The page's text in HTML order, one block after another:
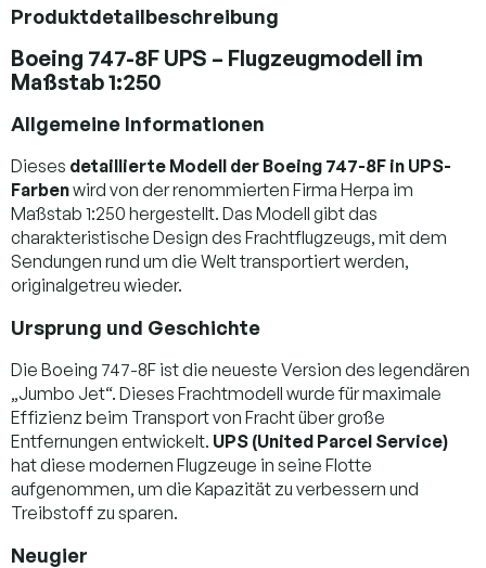
Produktdetailbeschreibung
Boeing 747-8F UPS – Flugzeugmodell im
Maßstab 1:250
Allgemeine Informationen
Dieses detaillierte Modell der Boeing 747-8F in UPS-
Farbenwird von der renommierten Firma Herpa im
Maßstab 1:250 hergestellt. Das Modell gibt das
charakteristische Design des Frachtflugzeugs, mit dem
Sendungen rund um die Welt transportiert werden,
originalgetreu wieder.
Ursprung und Geschichte
Die Boeing 747-8F ist die neueste Version des legendären
„Jumbo Jet“. Dieses Frachtmodell wurde für maximale
Effizienz beim Transport von Fracht über große
Entfernungen entwickelt. UPS (United Parcel Service)
hat diese modernen Flugzeuge in seine Flotte
aufgenommen, um die Kapazität zu verbessern und
Treibstoff zu sparen.
Neugier